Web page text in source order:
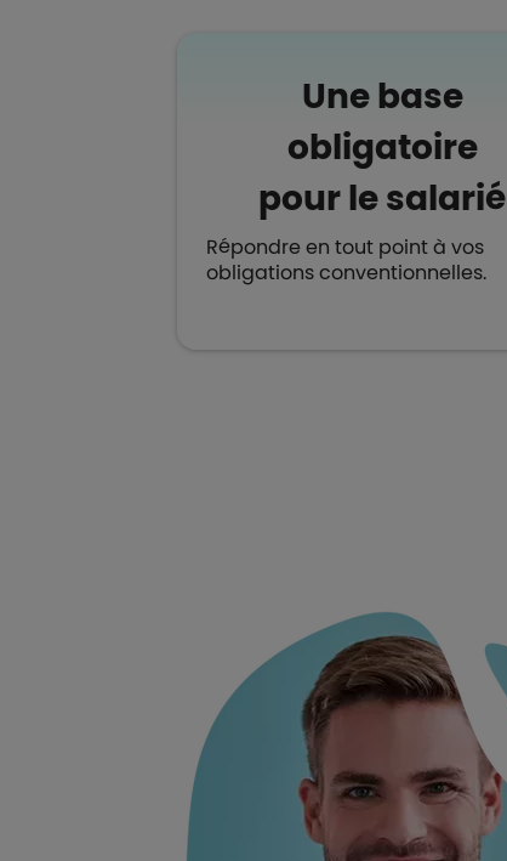
Une base
obligatoire
pour le salarié
Répondre en tout point à vos
obligations conventionnelles.